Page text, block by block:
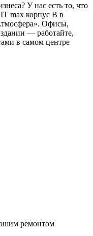
У нас есть то, что
max корпус B в
Офисы,
— работайте,
в самом центре
ремонтом